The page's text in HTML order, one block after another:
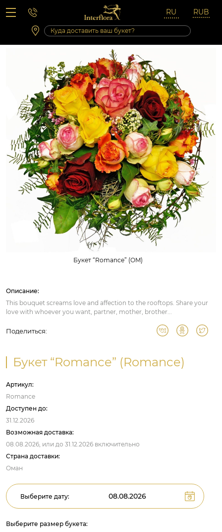
Вопросы-ответы
Сб 10:00 ‐ 14:00
Выходные и праздничные дни
Букет “Romance” (OM)
Описание:
This bouquet screams love and affection to the rooftops. Share your
love with whoever you want, partner, mother, brother...
Поделиться:
Букет “Romance” (Romance)
Артикул:
Romance
Доступен до:
31.12.2026
Возможная доставка:
08.08.2026, или до 31.12.2026 включительно
Страна доставки:
Оман
Выберите дату:
Выберите размер букета: